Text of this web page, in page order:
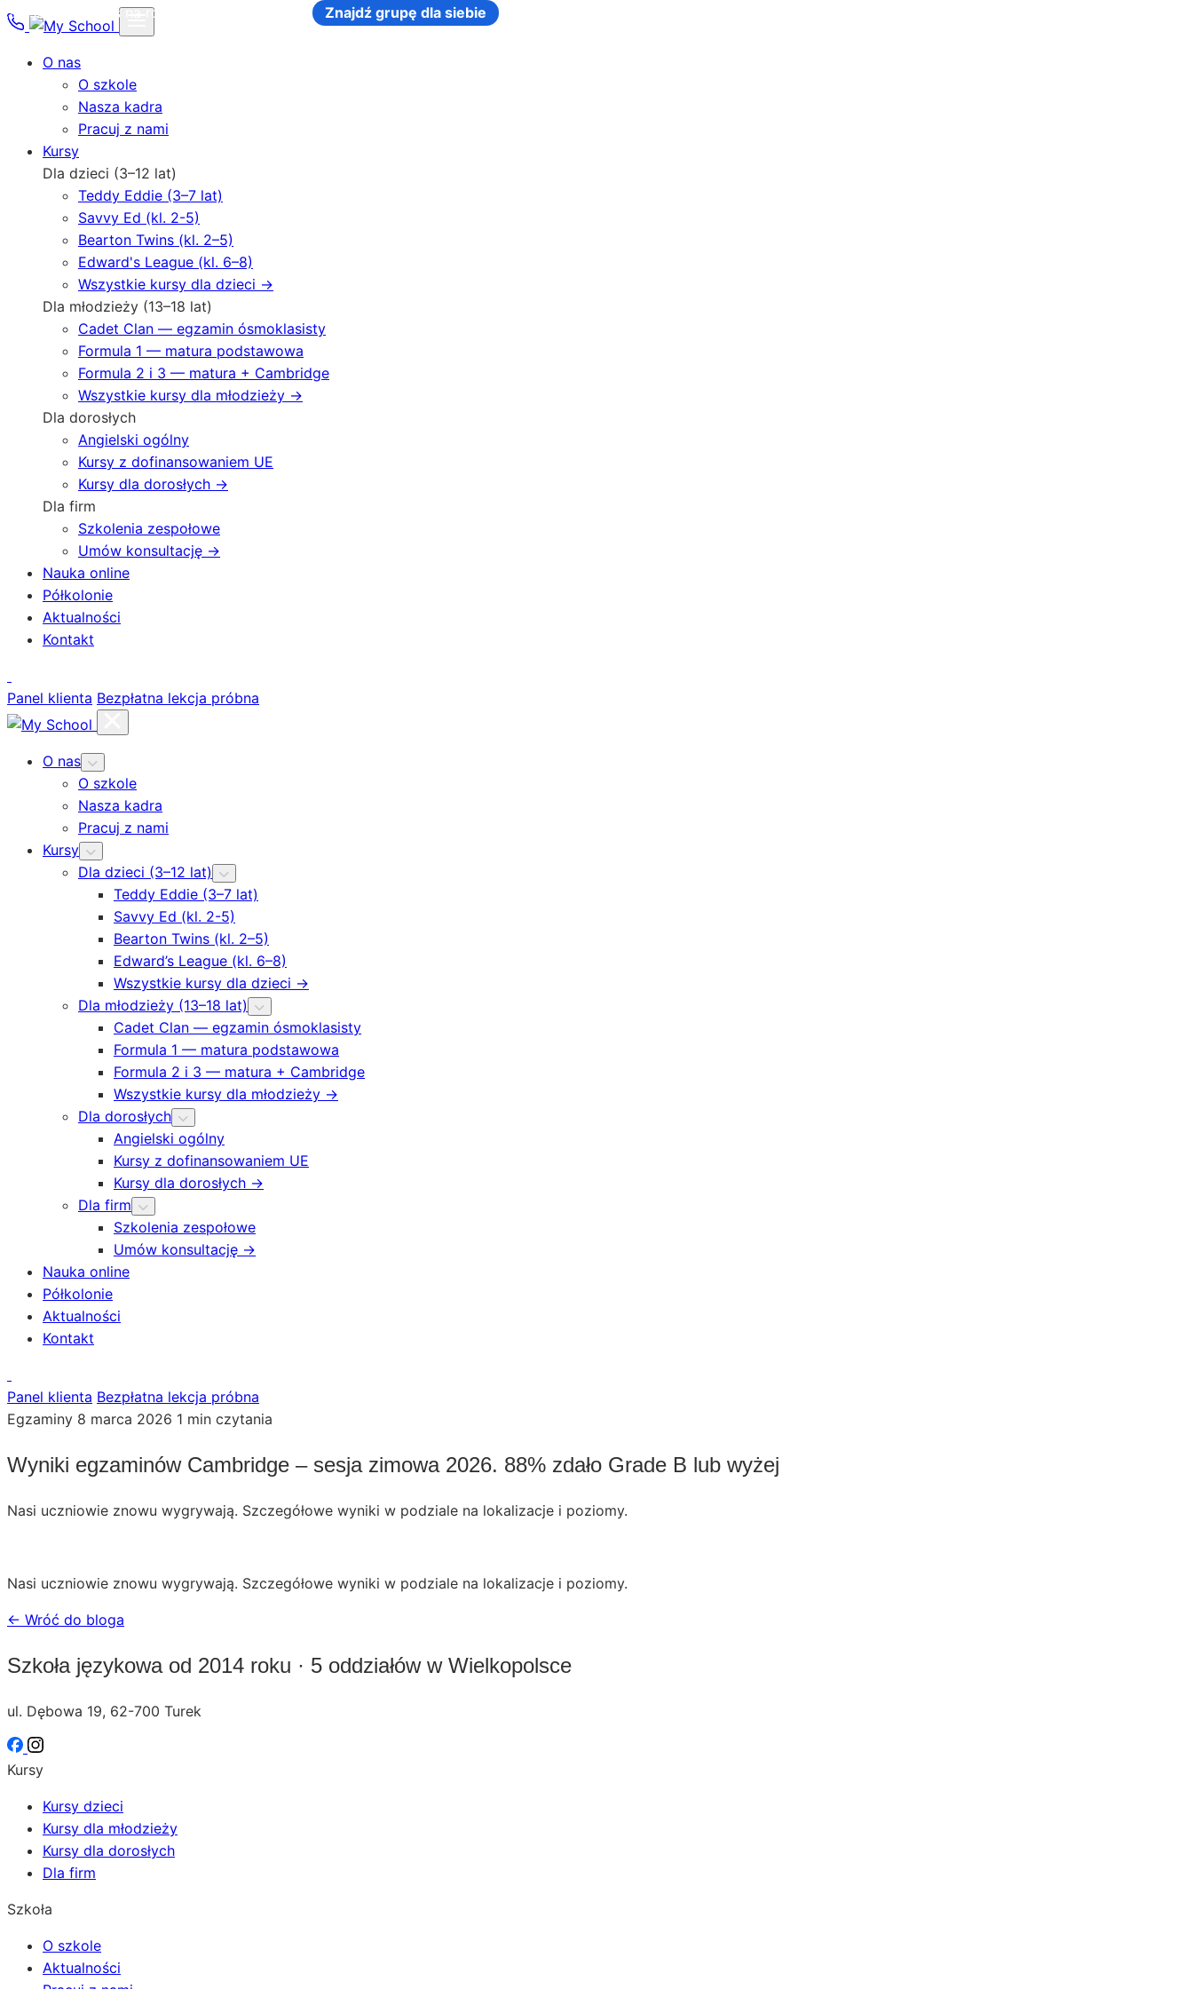
Zapisz się na kurs na rok szkolny 2026-2027 Znajdź grupę dla siebie
O nas
O szkole
Nasza kadra
Pracuj z nami
Kursy
Dla dzieci (3–12 lat)
Teddy Eddie (3–7 lat)
Savvy Ed (kl. 2-5)
Bearton Twins (kl. 2–5)
Edward's League (kl. 6–8)
Wszystkie kursy dla dzieci →
Dla młodzieży (13–18 lat)
Cadet Clan — egzamin ósmoklasisty
Formula 1 — matura podstawowa
Formula 2 i 3 — matura + Cambridge
Wszystkie kursy dla młodzieży →
Dla dorosłych
Angielski ogólny
Kursy z dofinansowaniem UE
Kursy dla dorosłych →
Dla firm
Szkolenia zespołowe
Umów konsultację →
Nauka online
Półkolonie
Aktualności
Kontakt
Panel klienta Bezpłatna lekcja próbna
O nas
O szkole
Nasza kadra
Pracuj z nami
Kursy
Dla dzieci (3–12 lat)
Teddy Eddie (3–7 lat)
Savvy Ed (kl. 2-5)
Bearton Twins (kl. 2–5)
Edward’s League (kl. 6–8)
Wszystkie kursy dla dzieci →
Dla młodzieży (13–18 lat)
Cadet Clan — egzamin ósmoklasisty
Formula 1 — matura podstawowa
Formula 2 i 3 — matura + Cambridge
Wszystkie kursy dla młodzieży →
Dla dorosłych
Angielski ogólny
Kursy z dofinansowaniem UE
Kursy dla dorosłych →
Dla firm
Szkolenia zespołowe
Umów konsultację →
Nauka online
Półkolonie
Aktualności
Kontakt
Panel klienta Bezpłatna lekcja próbna
Egzaminy 8 marca 2026 1 min czytania
Wyniki egzaminów Cambridge – sesja zimowa 2026. 88% zdało Grade B lub wyżej
Nasi uczniowie znowu wygrywają. Szczegółowe wyniki w podziale na lokalizacje i poziomy.
Nasi uczniowie znowu wygrywają. Szczegółowe wyniki w podziale na lokalizacje i poziomy.
← Wróć do bloga
Szkoła językowa od 2014 roku · 5 oddziałów w Wielkopolsce
ul. Dębowa 19, 62-700 Turek
Kursy
Kursy dzieci
Kursy dla młodzieży
Kursy dla dorosłych
Dla firm
Szkoła
O szkole
Aktualności